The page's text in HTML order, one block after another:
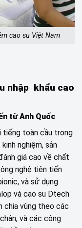
cao su Việt Nam
nhập khẩu cao
từ Anh Quốc
tiếng toàn cầu trong
nghiệm, sản
giá cao về chất
nghệ tiên tiến
và sử dụng
và cao su Dtech
chia vùng theo các
và các công